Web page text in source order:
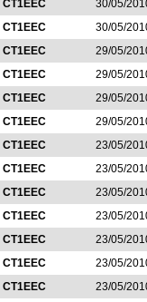
CT1EEC
30/05/
CT1EEC
30/05/
CT1EEC
29/05/
CT1EEC
29/05/
CT1EEC
29/05/
CT1EEC
29/05/
CT1EEC
23/05/
CT1EEC
23/05/
CT1EEC
23/05/
CT1EEC
23/05/
CT1EEC
23/05/
CT1EEC
23/05/
CT1EEC
23/05/